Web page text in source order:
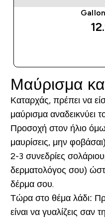
Μαύρισμα
Καταρχάς, πρέπει να
μαύρισμα αναδεικνύει
Προσοχή στον ήλιο
μαυρίσεις, μην
2-3 συνεδρίες
δερματολόγος σου)
δέρμα σου.
Τώρα στο θέμα λάδι:
είναι να γυαλίζεις σαν